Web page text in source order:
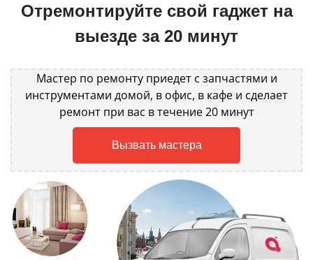
Отремонтируйте свой гаджет на
выезде за 20 минут
Мастер по ремонту приедет с запчастями и
инструментами домой, в офис, в кафе и сделает
ремонт при вас в течение 20 минут
Вызвать мастера